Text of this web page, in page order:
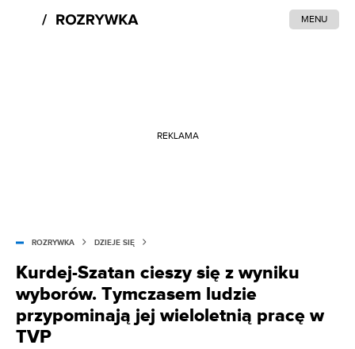
MENU
REKLAMA
ROZRYWKA DZIEJE SIĘ
Kurdej-Szatan cieszy się z wyniku
wyborów. Tymczasem ludzie
przypominają jej wieloletnią pracę w
TVP